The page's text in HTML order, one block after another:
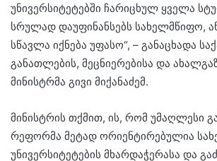
უნივერსიტეტებში ჩარიცხულ ყველა
სრულად დაუფინანსებს სახელმწიფო,
სწავლა იქნება უფასო“, – განაცხადა
განათლების, მეცნიერებისა და
მინისტრმა გივი მიქანაძემ.
მინისტრის თქმით, ის, რომ უმაღლესი
რეფორმა მეტად ორიენტირებულია
უნივერსიტეტების მხარდაჭერასა და